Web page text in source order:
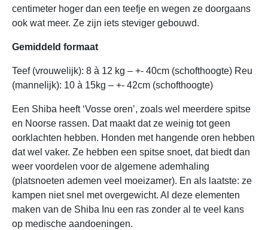
centimeter hoger dan een teefje en wegen ze doorgaans
ook wat meer. Ze zijn iets steviger gebouwd.
Gemiddeld formaat
Teef (vrouwelijk): 8 à 12 kg – +- 40cm (schofthoogte) Reu
(mannelijk): 10 à 15kg – +- 42cm (schofthoogte)
Een Shiba heeft ‘Vosse oren’, zoals wel meerdere spitse
en Noorse rassen. Dat maakt dat ze weinig tot geen
oorklachten hebben. Honden met hangende oren hebben
dat wel vaker. Ze hebben een spitse snoet, dat biedt dan
weer voordelen voor de algemene ademhaling
(platsnoeten ademen veel moeizamer). En als laatste: ze
kampen niet snel met overgewicht. Al deze elementen
maken van de Shiba Inu een ras zonder al te veel kans
op medische aandoeningen.